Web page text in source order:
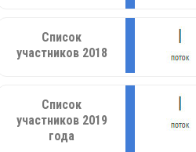
Список
участников 2018
Список
участников 2019
года